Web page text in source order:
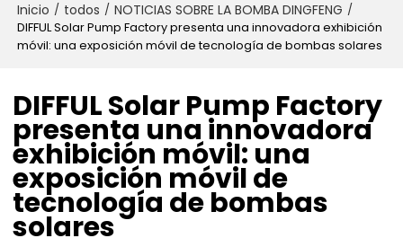
Inicio / todos / NOTICIAS SOBRE LA BOMBA DINGFENG /
DIFFUL Solar Pump Factory presenta una innovadora exhibición
móvil: una exposición móvil de tecnología de bombas solares
DIFFUL Solar Pump Factory
presenta una innovadora
exhibición móvil: una
exposición móvil de
tecnología de bombas
solares